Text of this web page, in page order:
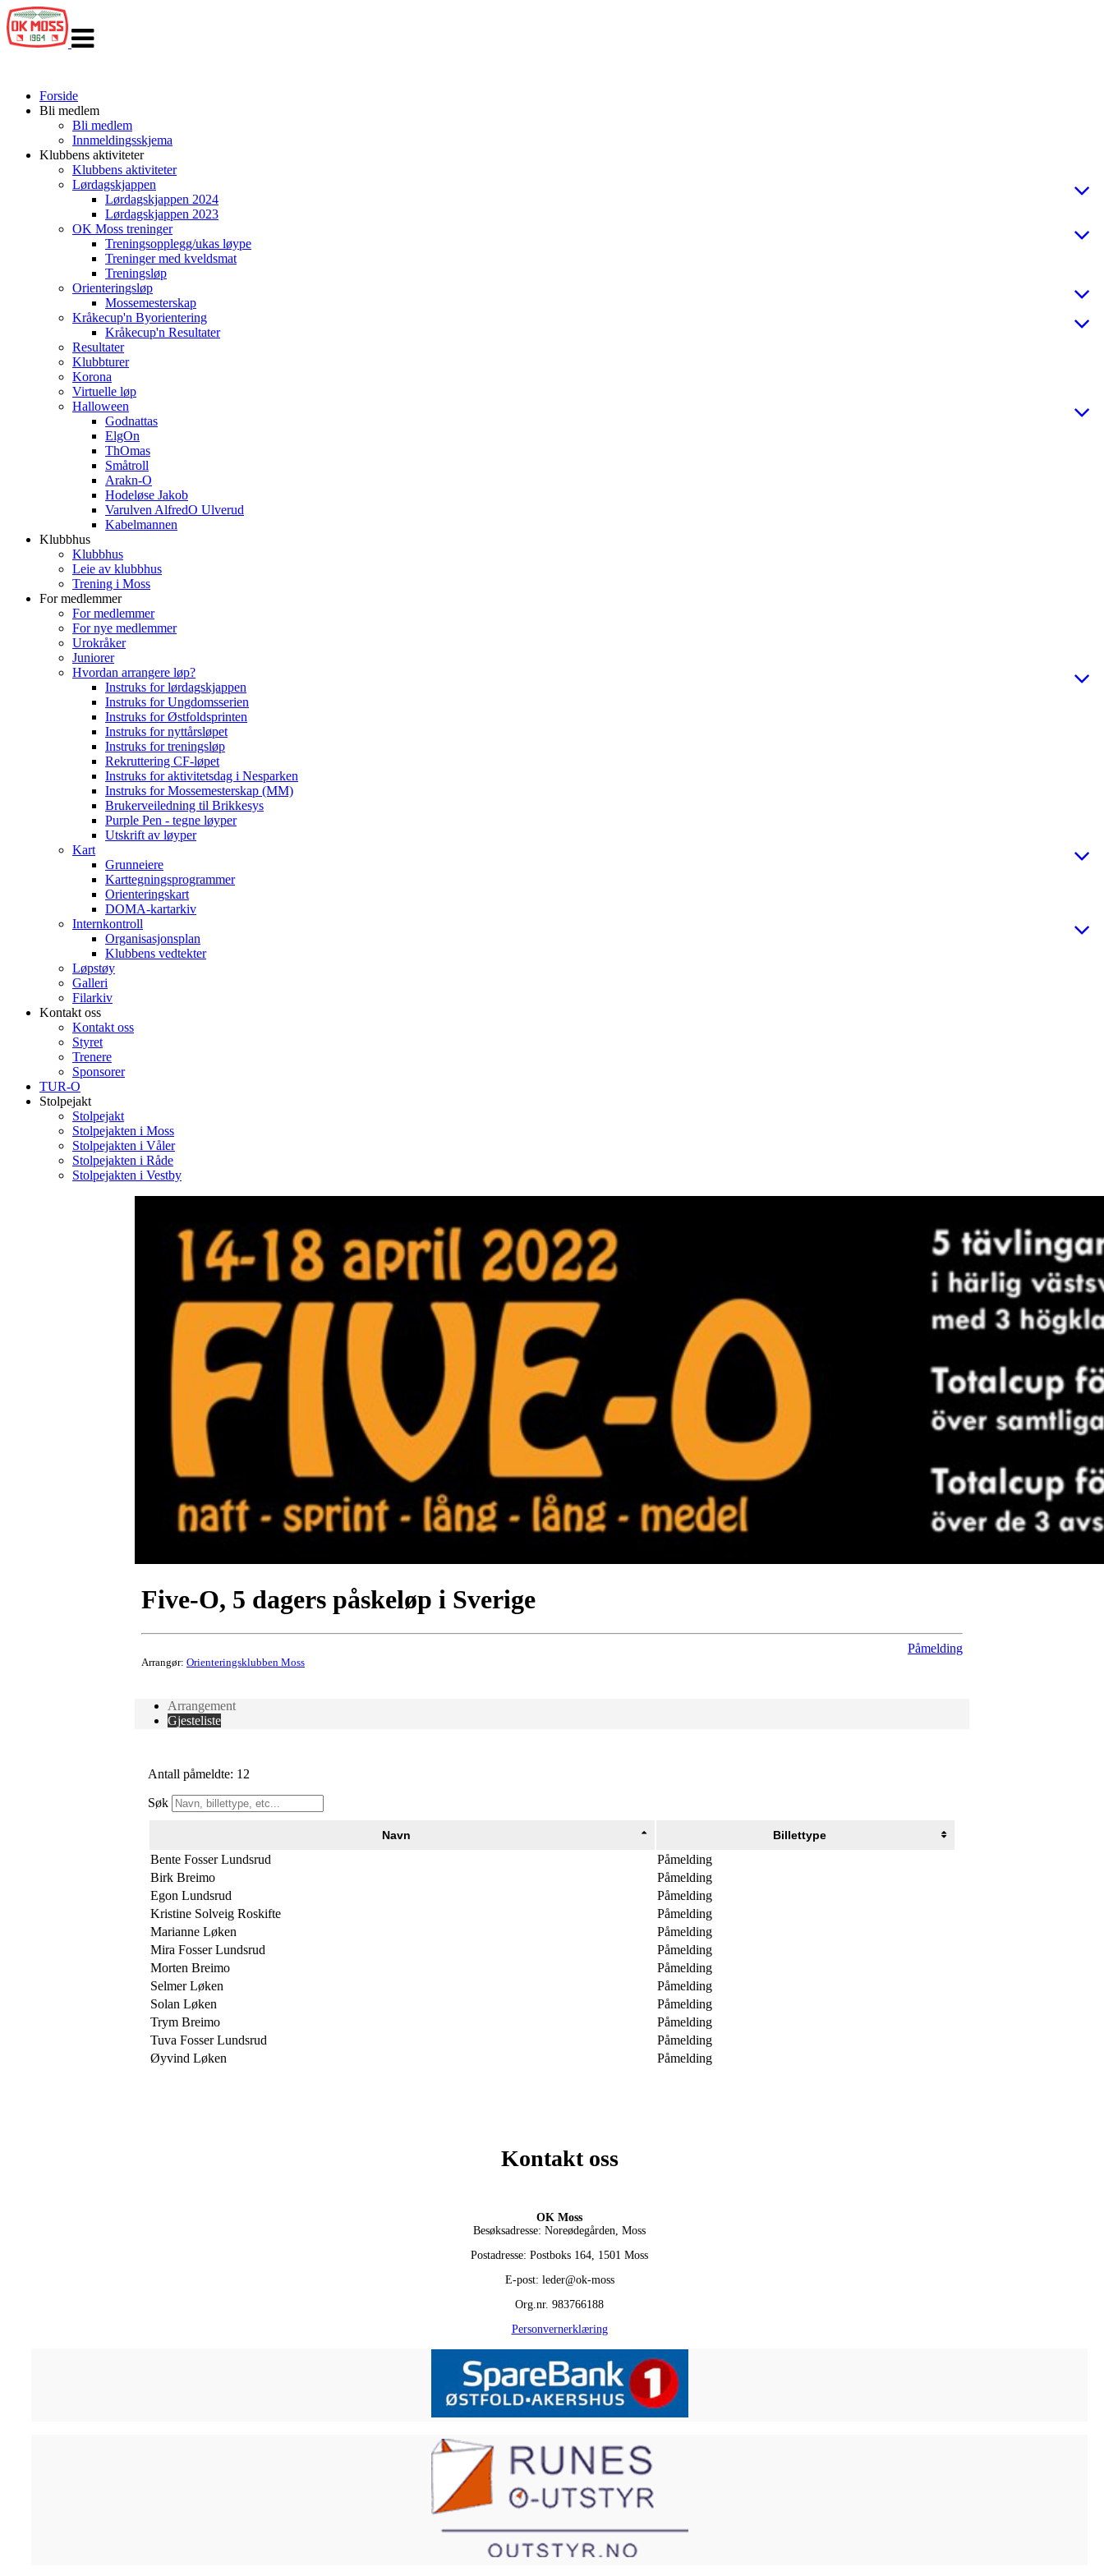
navigasjon
Forside
Bli medlem
Bli medlem
Innmeldingsskjema
Klubbens aktiviteter
Klubbens aktiviteter
Lørdagskjappen
Lørdagskjappen 2024
Lørdagskjappen 2023
OK Moss treninger
Treningsopplegg/ukas løype
Treninger med kveldsmat
Treningsløp
Orienteringsløp
Mossemesterskap
Kråkecup'n Byorientering
Kråkecup'n Resultater
Resultater
Klubbturer
Korona
Virtuelle løp
Halloween
Godnattas
ElgOn
ThOmas
Småtroll
Arakn-O
Hodeløse Jakob
Varulven AlfredO Ulverud
Kabelmannen
Klubbhus
Klubbhus
Leie av klubbhus
Trening i Moss
For medlemmer
For medlemmer
For nye medlemmer
Urokråker
Juniorer
Hvordan arrangere løp?
Instruks for lørdagskjappen
Instruks for Ungdomsserien
Instruks for Østfoldsprinten
Instruks for nyttårsløpet
Instruks for treningsløp
Rekruttering CF-løpet
Instruks for aktivitetsdag i Nesparken
Instruks for Mossemesterskap (MM)
Brukerveiledning til Brikkesys
Purple Pen - tegne løyper
Utskrift av løyper
Kart
Grunneiere
Karttegningsprogrammer
Orienteringskart
DOMA-kartarkiv
Internkontroll
Organisasjonsplan
Klubbens vedtekter
Løpstøy
Galleri
Filarkiv
Kontakt oss
Kontakt oss
Styret
Trenere
Sponsorer
TUR-O
Stolpejakt
Stolpejakt
Stolpejakten i Moss
Stolpejakten i Våler
Stolpejakten i Råde
Stolpejakten i Vestby
Five-O, 5 dagers påskeløp i Sverige
Arrangør: Orienteringsklubben Moss
Påmelding
Arrangement
Gjesteliste
Antall påmeldte: 12
Søk
Navn Billettype
Bente Fosser Lundsrud
Påmelding
Birk Breimo
Påmelding
Egon Lundsrud
Påmelding
Kristine Solveig Roskifte
Påmelding
Marianne Løken
Påmelding
Mira Fosser Lundsrud
Påmelding
Morten Breimo
Påmelding
Selmer Løken
Påmelding
Solan Løken
Påmelding
Trym Breimo
Påmelding
Tuva Fosser Lundsrud
Påmelding
Øyvind Løken
Påmelding
Kontakt oss
OK Moss
Besøksadresse: Noreødegården, Moss
Postadresse: Postboks 164, 1501 Moss
E-post: leder@ok-moss
Org.nr. 983766188
Personvernerklæring